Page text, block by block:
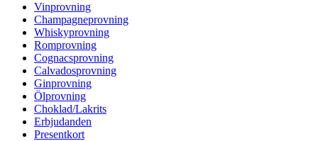
Vinprovning
Champagneprovning
Whiskyprovning
Romprovning
Cognacsprovning
Calvadosprovning
Ginprovning
Ölprovning
Choklad/Lakrits
Erbjudanden
Presentkort